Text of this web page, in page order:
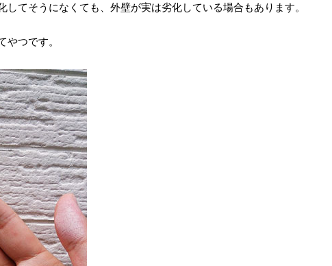
してそうになくても、外壁が実は劣化している場合もあります。
やつです。